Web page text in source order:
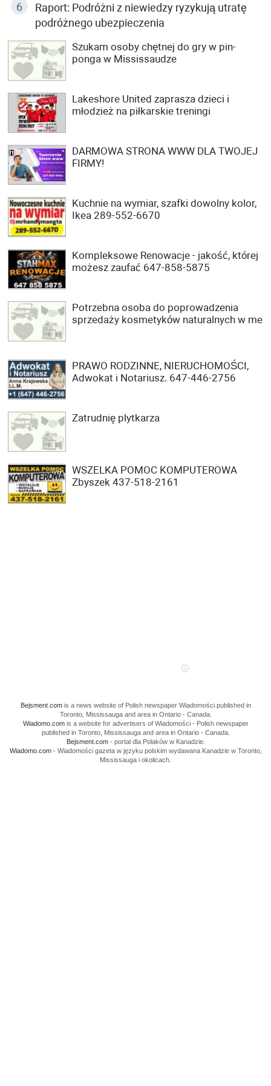
Raport: Podróżni z niewiedzy ryzykują utratę
podróżnego ubezpieczenia
Szukam osoby chętnej do gry w pin-
ponga w Mississaudze
Lakeshore United zaprasza dzieci i
młodzież na piłkarskie treningi
DARMOWA STRONA WWW DLA TWOJEJ
FIRMY!
Kuchnie na wymiar, szafki dowolny kolor,
Ikea 289-552-6670
Kompleksowe Renowacje - jakość, której
możesz zaufać 647-858-5875
Potrzebna osoba do poprowadzenia
sprzedaży kosmetyków naturalnych w me
PRAWO RODZINNE, NIERUCHOMOŚCI,
Adwokat i Notariusz. 647-446-2756
Zatrudnię plytkarza
WSZELKA POMOC KOMPUTEROWA
Zbyszek 437-518-2161
Bejsment.comis a news website of Polish newspaper Wiadomości published in
Toronto, Mississauga and area in Ontario - Canada.
Wiadomo.comis a website for advertisers of Wiadomości - Polish newspaper
published in Toronto, Mississauga and area in Ontario - Canada.
Bejsment.com- portal dla Polaków w Kanadzie.
Wiadomo.com- Wiadomości gazeta w języku polskim wydawana Kanadzie w Toronto,
Mississauga i okolicach.